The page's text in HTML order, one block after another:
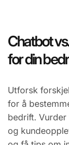
Chatbot
for din
Utforsk
for å
bedrift.
og